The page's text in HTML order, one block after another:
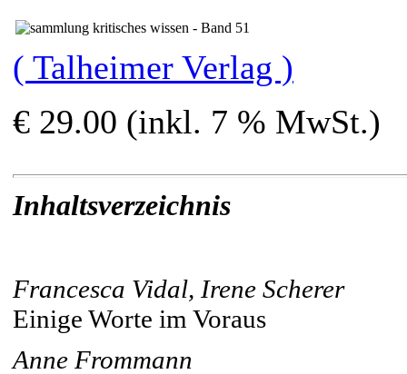
( Talheimer Verlag )
€ 29.00 (inkl. 7 % MwSt.)
Inhaltsverzeichnis
Francesca Vidal, Irene Scherer
Einige Worte im Voraus
Anne Frommann